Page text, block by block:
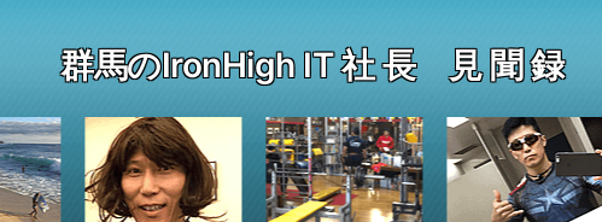
群馬のIronHigh IT 社 長 見 聞 録